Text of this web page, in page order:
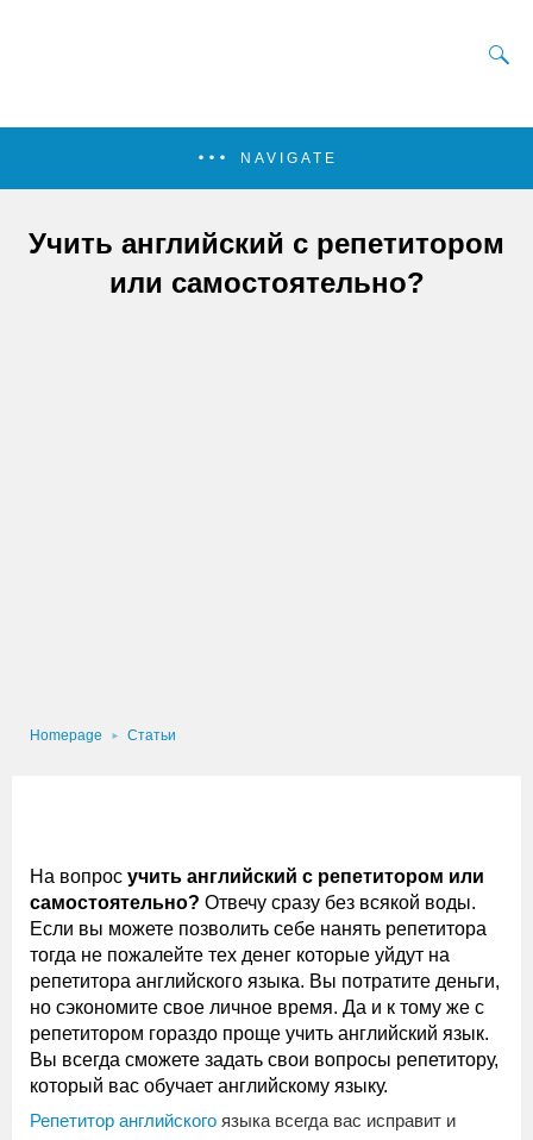
NAVIGATE
Учить английский с репетитором
или самостоятельно?
Homepage Статьи
На вопрос учить английский с репетитором или
самостоятельно? Отвечу сразу без всякой воды.
Если вы можете позволить себе нанять репетитора
тогда не пожалейте тех денег которые уйдут на
репетитора английского языка. Вы потратите деньги,
но сэкономите свое личное время. Да и к тому же с
репетитором гораздо проще учить английский язык.
Вы всегда сможете задать свои вопросы репетитору,
который вас обучает английскому языку.
Репетитор английского языка всегда вас исправит и